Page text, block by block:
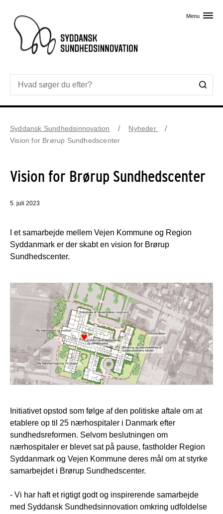
Menu
Syddansk Sundhedsinnovation
Nyheder
Vision for Brørup Sundhedscenter
Vision for Brørup Sundhedscenter
5. juli 2023
I et samarbejde mellem Vejen Kommune og Region
Syddanmark er der skabt en vision for Brørup
Sundhedscenter.
Initiativet opstod som følge af den politiske aftale om at
etablere op til 25 nærhospitaler i Danmark efter
sundhedsreformen. Selvom beslutningen om
nærhospitaler er blevet sat på pause, fastholder Region
Syddanmark og Vejen Kommune deres mål om at styrke
samarbejdet i Brørup Sundhedscenter.
- Vi har haft et rigtigt godt og inspirerende samarbejde
med Syddansk Sundhedsinnovation omkring udfoldelse